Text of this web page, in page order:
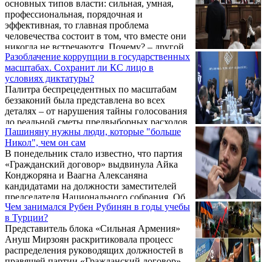
основных типов власти: сильная, умная,
профессиональная, порядочная и
эффективная, то главная проблема
человечества состоит в том, что вместе они
никогда не встречаются. Почему? – другой
вопрос, самый правильный ответ на
который, не исключено, — потому что.
Разоблачение коррупции в государственных
масштабах. Сохранит ли КС лицо в
условиях диктатуры?
Палитра беспрецедентных по масштабам
беззаконий была представлена во всех
деталях – от нарушения тайны голосования
до реальной сметы предвыборных расходов
ГД. Слушания в КС по искам
оппозиционных сил –участниц
парламентских выборов вступили в стадию
подведения итогов. Итак, тайна
голосования нарушена, обнаружены
прозрачные конверты, оппозиция
потребовала провести экспертизу по
принципу случайного выбора на
нескольких избирательных участках.
Несоответствие количества отрывных
талонов количеству заполненных ...
Пашиняну нужны люди, которые "больше
Никол", чем он сам
В понедельник стало известно, что партия
«Гражданский договор» выдвинула Айка
Конджоряна и Ваагна Алексаняна
кандидатами на должности заместителей
председателя Национального собрания. Об
этом после заседания правления партии
сообщил Никол Пашинян. Отвечая на
вопрос журналистов, почему партия не
выдвинула женщину на пост вице-спикера
НС, Пашинян пояснил, что выбор был
Чем занимался Рубен Рубинян в годы учебы
в Турции?
Представитель блока «Сильная Армения»
Ануш Мирзоян раскритиковала процесс
распределения руководящих должностей в